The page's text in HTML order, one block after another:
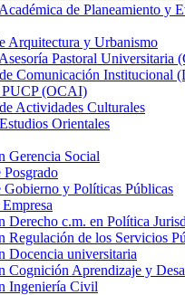
de Planeamiento y
Arquitectura y Urbanismo
Pastoral Universitaria
Comunicación Institucional
(OCAI)
Actividades Culturales
Orientales
Gerencia Social
Posgrado
Gobierno y Políticas Públicas
Derecho c.m. en Política
Regulación de los Servicios
Docencia universitaria
Cognición Aprendizaje y
Ingeniería Civil